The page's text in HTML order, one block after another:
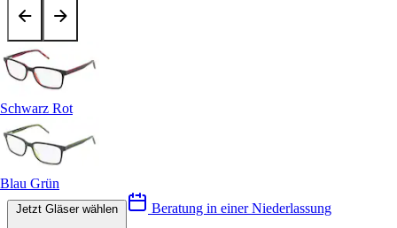
Schwarz Rot
Blau Grün
Beratung in einer Niederlassung